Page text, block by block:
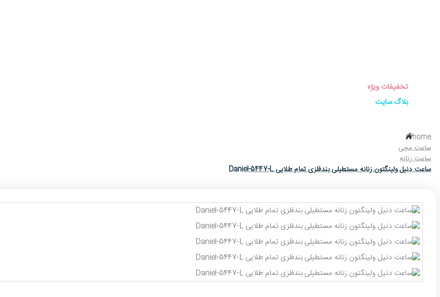
تخفیفات ویژه
بلاگ سایت
home
ساعت مچی
ساعت زنانه
ساعت دنیل ولینگتون زنانه مستطیلی بندفلزی تمام طلایی Daniel-5447-L